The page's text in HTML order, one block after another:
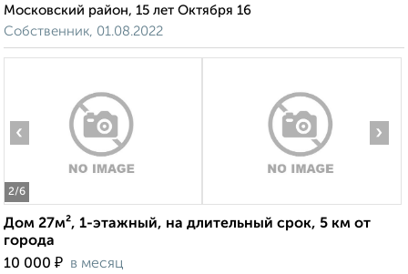
Московский район, 15 лет Октября 16
Собственник, 01.08.2022
2/6
‹ ›
Дом 27м², 1-этажный, на длительный срок, 5 км от
города
10 000 ₽ в месяц